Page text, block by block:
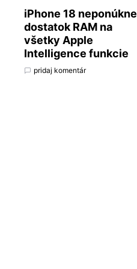
iPhone 18 neponúkne
dostatok RAM na
všetky Apple
Intelligence funkcie
pridaj komentár